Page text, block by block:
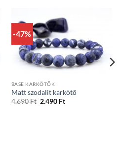
-47%
BASE KARKÖTŐK
Matt szodalit karkötő
4.690Ft Original
2.490 FtCurrent